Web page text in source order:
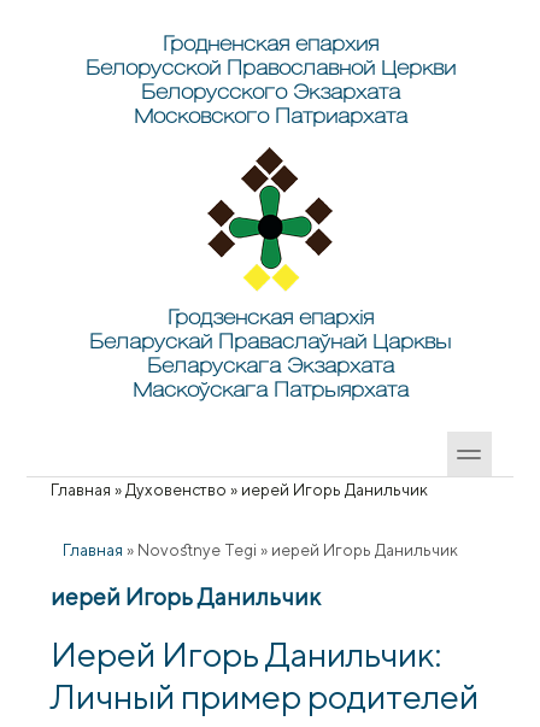
Гродненская епархия
Белорусской Православной Церкви
Белорусского Экзархата
Московского Патриархата
Гродзенская епархія
Беларускай Праваслаўнай Царквы
Беларускага Экзархата
Маскоўскага Патрыярхата
Вы здесь
Главная »Духовенство » иерей Игорь Данильчик
Главная » Novostnye Tegi » иерей Игорь Данильчик
иерей Игорь Данильчик
Иерей Игорь Данильчик:
Личный пример родителей